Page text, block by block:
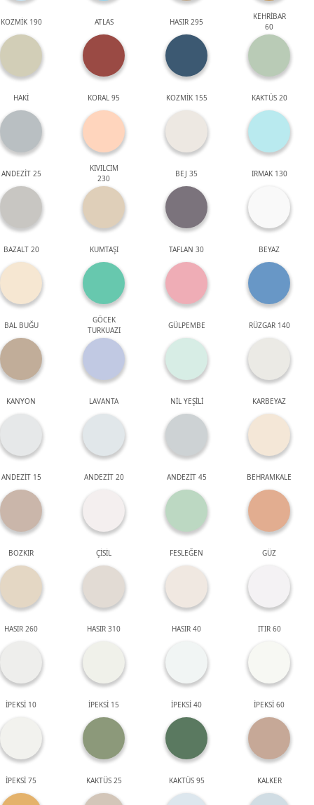
KOZMİK 190 ATLAS HASIR 295
KEHRİBAR
60
HAKİ KORAL 95 KOZMİK 155 KAKTÜS 20
ANDEZİT 25
KIVILCIM
230
BEJ 35 IRMAK 130
BAZALT 20 KUMTAŞI TAFLAN 30 BEYAZ
BAL BUĞU
GÖCEK
TURKUAZI
GÜLPEMBE RÜZGAR 140
KANYON LAVANTA NİL YEŞİLİ KARBEYAZ
ANDEZİT 15 ANDEZİT 20 ANDEZİT 45 BEHRAMKALE
BOZKIR ÇİSİL FESLEĞEN GÜZ
HASIR 260 HASIR 310 HASIR 40 ITIR 60
İPEKSİ 10 İPEKSİ 15 İPEKSİ 40 İPEKSİ 60
İPEKSİ 75 KAKTÜS 25 KAKTÜS 95 KALKER